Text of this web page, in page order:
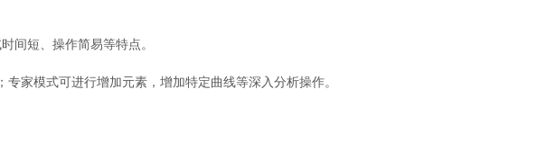
短、操作简易等特点。
模式可进行增加元素，增加特定曲线等深入分析操作。